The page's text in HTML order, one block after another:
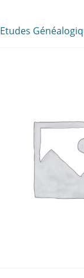
Etudes